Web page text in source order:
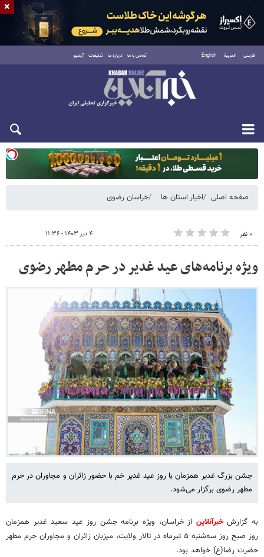
فارسی العربية English تماس با ما درباره ما تبلیغات آرشیو
یکشنبه ۱۸ مرداد ۱۴۰۵
صفحه اصلی اخبار استان ها خراسان رضوی
۰ نفر ۴ تیر ۱۴۰۳ - ۱۱:۳۶
ویژه برنامه‌های عید غدیر در حرم مطهر رضوی
جشن بزرگ غدیر همزمان با روز عید غدیر خم با حضور زائران و مجاوران در حرم
مطهر رضوی برگزار می‌شود.
به گزارشخبرآنلاین از خراسان، ویژه برنامه جشن روز عید سعید غدیر همزمان
روز صبح روز سه‌شنبه ۵ تیرماه در تالار ولایت، میزبان زائران و مجاوران حرم مطهر
حضرت رضا(ع) خواهد بود.
×